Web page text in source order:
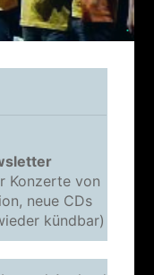
.
Konzerte von
neue CDs
kündbar)